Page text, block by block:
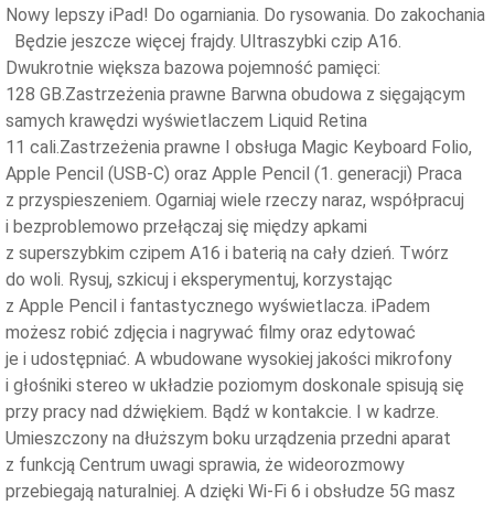
Nowy lepszy iPad! Do ogarniania. Do rysowania. Do zakochania
Będzie jeszcze więcej frajdy. Ultraszybki czip A16.
Dwukrotnie większa bazowa pojemność pamięci:
128 GB.Zastrzeżenia prawne Barwna obudowa z sięgającym
samych krawędzi wyświetlaczem Liquid Retina
11 cali.Zastrzeżenia prawne I obsługa Magic Keyboard Folio,
Apple Pencil (USB‑C) oraz Apple Pencil (1. generacji) Praca
z przyspieszeniem. Ogarniaj wiele rzeczy naraz, współpracuj
i bezproblemowo przełączaj się między apkami
z superszybkim czipem A16 i baterią na cały dzień. Twórz
do woli. Rysuj, szkicuj i eksperymentuj, korzystając
z Apple Pencil i fantastycznego wyświetlacza. iPadem
możesz robić zdjęcia i nagrywać filmy oraz edytować
je i udostępniać. A wbudowane wysokiej jakości mikrofony
i głośniki stereo w układzie poziomym doskonale spisują się
przy pracy nad dźwiękiem. Bądź w kontakcie. I w kadrze.
Umieszczony na dłuższym boku urządzenia przedni aparat
z funkcją Centrum uwagi sprawia, że wideorozmowy
przebiegają naturalniej. A dzięki Wi‑Fi 6 i obsłudze 5G masz